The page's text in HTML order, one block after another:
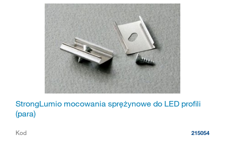
StrongLumio mocowania sprężynowe do LED profili
(para)
Kod 215054